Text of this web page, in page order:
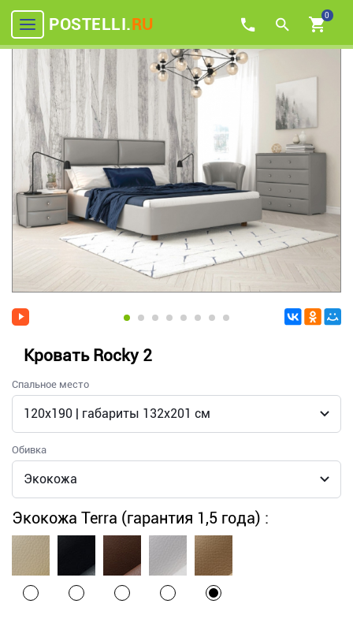
POSTELLI.RU 0
Кровать Rocky 2
Спальное место
Обивка
Экокожа Terra (гарантия 1,5 года) :